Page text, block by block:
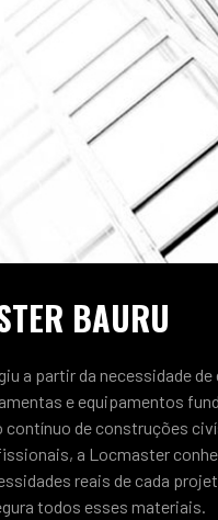
BAURU
a partir da necessidade
e equipamentos
contínuo de construções
a Locmaster
reais de cada
todos esses materiais.